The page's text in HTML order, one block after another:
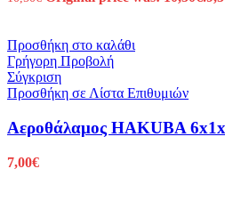
Προσθήκη στο καλάθι
Γρήγορη Προβολή
Σύγκριση
Προσθήκη σε Λίστα Επιθυμιών
Αεροθάλαμος HAKUBA
7,00€